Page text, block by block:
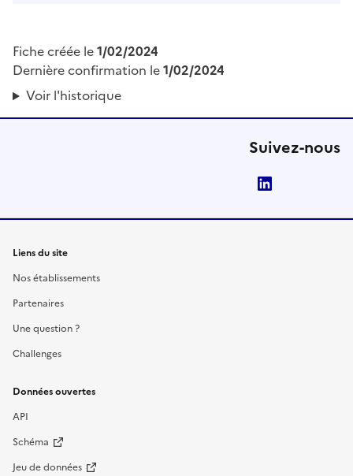
Fiche créée le1/02/2024
Dernière confirmation le1/02/2024
Voir l'historique
Suivez-nous
Liens du site
Nos établissements
Partenaires
Une question ?
Challenges
Données ouvertes
API
Schéma
Jeu de données